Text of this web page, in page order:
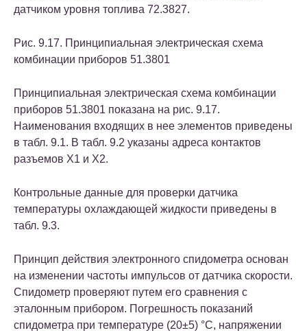
датчиком уровня топлива 72.3827.
Рис. 9.17. Принципиальная электрическая схема
комбинации приборов 51.3801
Принципиальная электрическая схема комбинации
приборов 51.3801 показана на рис. 9.17.
Наименования входящих в нее элементов приведены
в табл. 9.1. В табл. 9.2 указаны адреса контактов
разъемов Х1 и Х2.
Контрольные данные для проверки датчика
температуры охлаждающей жидкости приведены в
табл. 9.3.
Принцип действия электронного спидометра основан
на изменении частоты импульсов от датчика скорости.
Спидометр проверяют путем его сравнения с
эталонным прибором. Погрешность показаний
спидометра при температуре (20±5) °С, напряжении